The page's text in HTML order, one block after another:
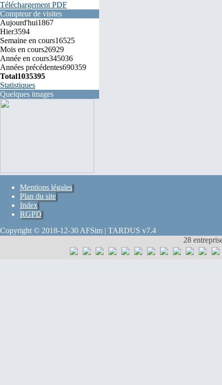
Téléchargement PDF
Compteur de visites
Aujourd'hui1867
Hier3594
Semaine en cours16525
Mois en cours26929
Année en cours345036
Années précédentes690359
Total1035395
Statistiques
Quelques images
Mentions légales
Plan du site
Index
RGPD
Copyright © 2018-12-30 AFSim | TARDUS v7.4
28